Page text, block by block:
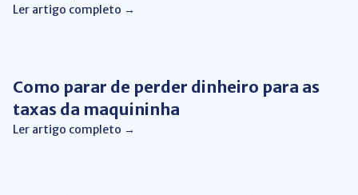
Ler artigo completo →
Como parar de perder dinheiro para as
taxas da maquininha
Ler artigo completo →